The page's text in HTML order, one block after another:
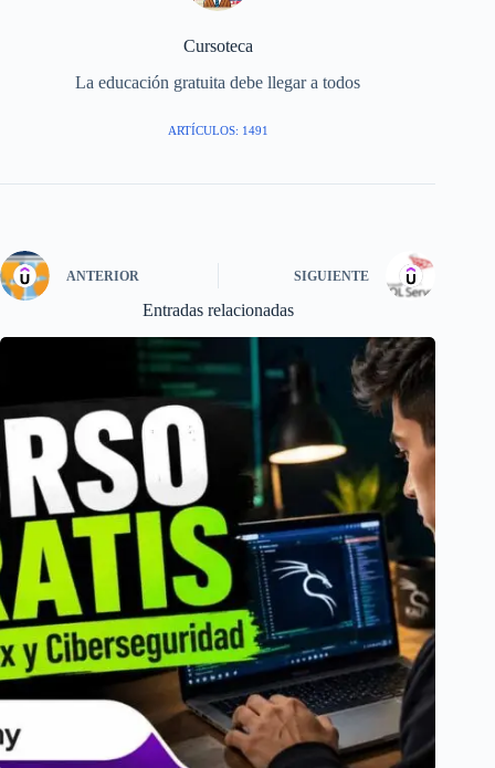
Cursoteca
La educación gratuita debe llegar a todos
ARTÍCULOS: 1491
ANTERIOR SIGUIENTE
Entradas relacionadas